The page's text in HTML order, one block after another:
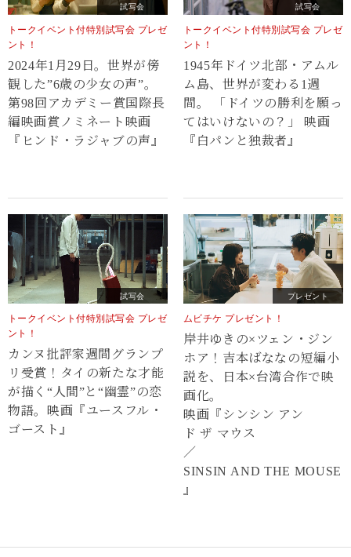
試写会
トークイベント付特別試写会 プレゼ
ント！
2024年1月29日。世界が傍
観した”6歳の少女の声”。
第98回アカデミー賞国際長
編映画賞ノミネート映画
『ヒンド・ラジャブの声』
試写会
トークイベント付特別試写会 プレゼ
ント！
1945年ドイツ北部・アムル
ム島、世界が変わる1週
間。 「ドイツの勝利を願っ
てはいけないの？」 映画
『白パンと独裁者』
試写会
トークイベント付特別試写会 プレゼ
ント！
カンヌ批評家週間グランプ
リ受賞！タイの新たな才能
が描く“⼈間”と“幽霊”の恋
物語。映画『ユースフル・
ゴースト』
プレゼント
ムビチケ プレゼント！
岸井ゆきの×ツェン・ジン
ホア！吉本ばななの短編小
説を、日本×台湾合作で映
画化。
映画『シンシン アン
ド ザ マウス
／
SINSIN AND THE MOUSE
』